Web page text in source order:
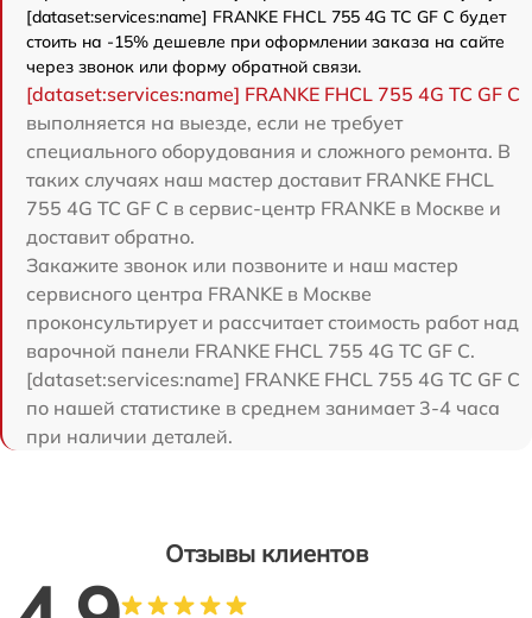
[dataset:services:name] FRANKE FHCL 755 4G TC GF C будет
стоить на -15% дешевле при оформлении заказа на сайте
через звонок или форму обратной связи.
[dataset:services:name] FRANKE FHCL 755 4G TC GF C
выполняется на выезде, если не требует
специального оборудования и сложного ремонта. В
таких случаях наш мастер доставит FRANKE FHCL
755 4G TC GF C в сервис-центр FRANKE в Москве и
доставит обратно.
Закажите звонок или позвоните и наш мастер
сервисного центра FRANKE в Москве
проконсультирует и рассчитает стоимость работ над
варочной панели FRANKE FHCL 755 4G TC GF C.
[dataset:services:name] FRANKE FHCL 755 4G TC GF C
по нашей статистике в среднем занимает 3-4 часа
при наличии деталей.
Отзывы клиентов